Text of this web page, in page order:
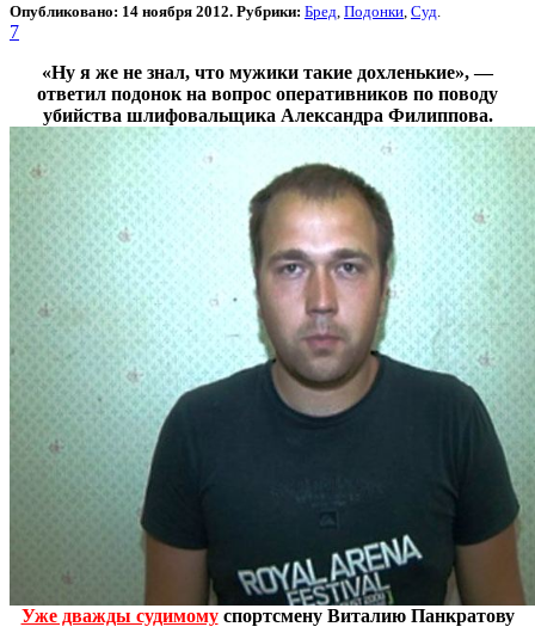
Опубликовано: 14 ноября 2012. Рубрики: Бред Подонки Суд
7
«Ну я же не знал, что мужики такие дохленькие», —
ответил подонок на вопрос оперативников по поводу
убийства шлифовальщика Александра Филиппова.
Уже дважды судимомуспортсмену Виталию Панкратову